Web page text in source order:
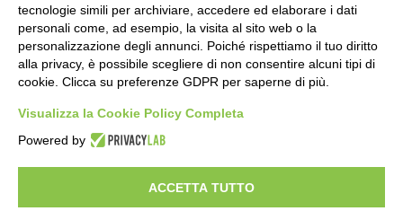
Calcola
Scorporo IVA
Importo lordo (€):
tecnologie simili per archiviare, accedere ed elaborare i dati
personali come, ad esempio, la visita al sito web o la
personalizzazione degli annunci. Poiché rispettiamo il tuo diritto
alla privacy, è possibile scegliere di non consentire alcuni tipi di
cookie. Clicca su preferenze GDPR per saperne di più.
Visualizza la Cookie Policy Completa
Powered by
ACCETTA TUTTO